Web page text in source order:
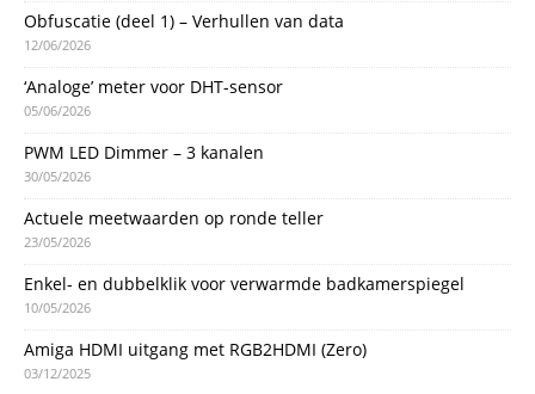
Obfuscatie (deel 1) – Verhullen van data
12/06/2026
‘Analoge’ meter voor DHT-sensor
05/06/2026
PWM LED Dimmer – 3 kanalen
30/05/2026
Actuele meetwaarden op ronde teller
23/05/2026
Enkel- en dubbelklik voor verwarmde badkamerspiegel
10/05/2026
Amiga HDMI uitgang met RGB2HDMI (Zero)
03/12/2025